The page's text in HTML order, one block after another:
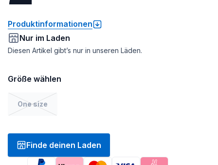
Produktinformationen
Nur im Laden
Diesen Artikel gibt’s nur in unseren Läden.
Größe wählen
One size
Finde deinen Laden